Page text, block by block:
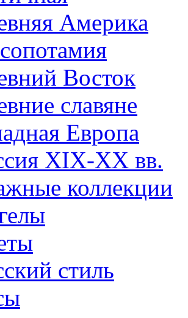
Америка
Восток
славяне
Европа
XIX-XX вв.
коллекции
стиль